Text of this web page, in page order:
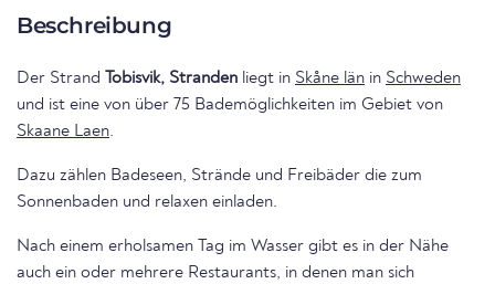
Beschreibung
Der Strand Tobisvik, Stranden liegt in Skåne län in Schweden
und ist eine von über 75 Bademöglichkeiten im Gebiet von
Skaane Laen.
Dazu zählen Badeseen, Strände und Freibäder die zum
Sonnenbaden und relaxen einladen.
Nach einem erholsamen Tag im Wasser gibt es in der Nähe
auch ein oder mehrere Restaurants, in denen man sich